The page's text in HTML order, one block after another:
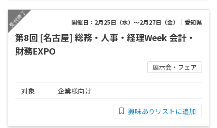
開催日：2月25日（水）～2月27日（金）｜愛知県
第8回 [名古屋] 総務・人事・経理Week 会計・
財務EXPO
展示会・フェア
対象 企業様向け
興味ありリストに追加